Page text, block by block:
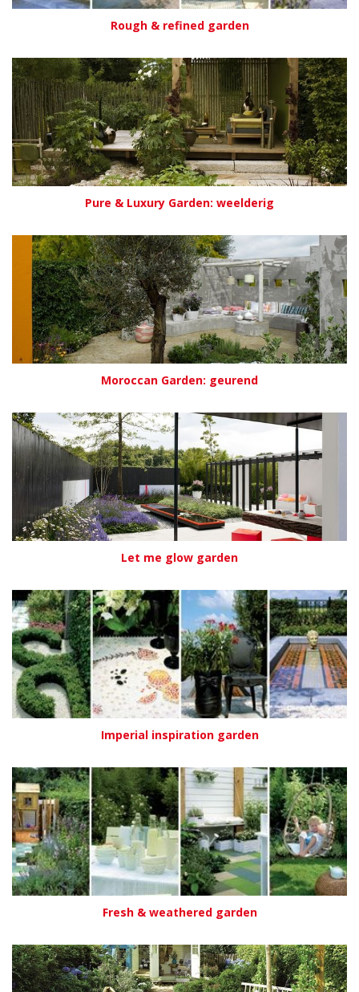
Rough & refined garden
Pure & Luxury Garden: weelderig
Moroccan Garden: geurend
Let me glow garden
Imperial inspiration garden
Fresh & weathered garden